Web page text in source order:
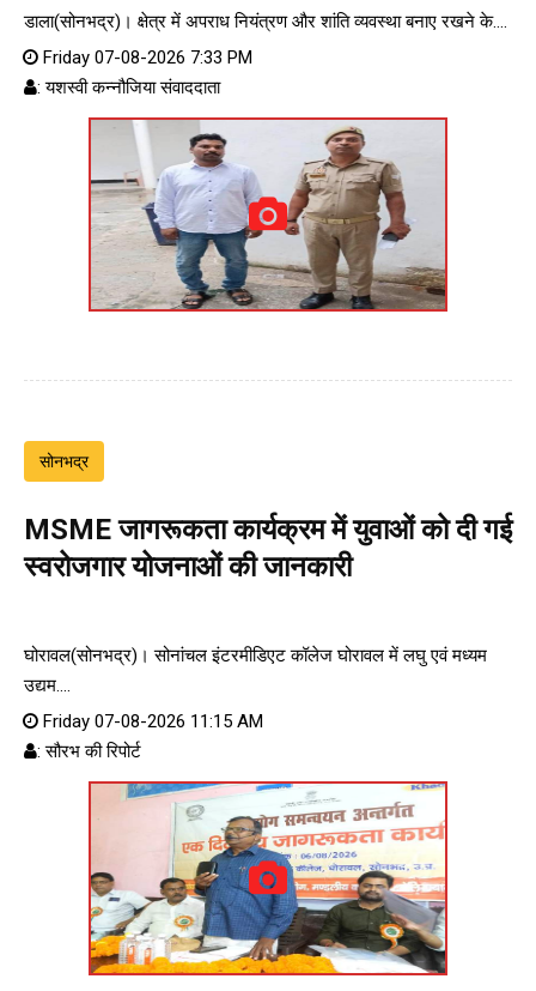
डाला(सोनभद्र)। क्षेत्र में अपराध नियंत्रण और शांति व्यवस्था बनाए रखने के....
Friday 07-08-2026 7:33 PM
: यशस्वी कन्नौजिया संवाददाता
सोनभद्र
MSME जागरूकता कार्यक्रम में युवाओं को दी गई
स्वरोजगार योजनाओं की जानकारी
घोरावल(सोनभद्र)। सोनांचल इंटरमीडिएट कॉलेज घोरावल में लघु एवं मध्यम
उद्यम....
Friday 07-08-2026 11:15 AM
: सौरभ की रिपोर्ट